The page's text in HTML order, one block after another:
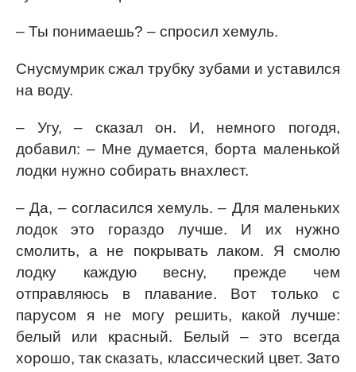
– Ты понимаешь? – спросил хемуль.
Снусмумрик сжал трубку зубами и уставился
на воду.
– Угу, – сказал он. И, немного погодя,
добавил: – Мне думается, борта маленькой
лодки нужно собирать внахлест.
– Да, – согласился хемуль. – Для маленьких
лодок это гораздо лучше. И их нужно
смолить, а не покрывать лаком. Я смолю
лодку каждую весну, прежде чем
отправляюсь в плавание. Вот только с
парусом я не могу решить, какой лучше:
белый или красный. Белый – это всегда
хорошо, так сказать, классический цвет. Зато